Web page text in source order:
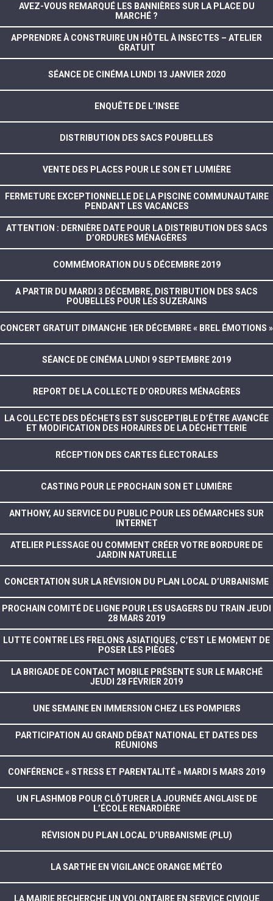
AVEZ-VOUS REMARQUÉ LES BANNIÈRES SUR LA PLACE DU
MARCHÉ ?
APPRENDRE À CONSTRUIRE UN HÔTEL À INSECTES – ATELIER
GRATUIT
SÉANCE DE CINÉMA LUNDI 13 JANVIER 2020
ENQUÊTE DE L’INSEE
DISTRIBUTION DES SACS POUBELLES
VENTE DES PLACES POUR LE SON ET LUMIÈRE
FERMETURE EXCEPTIONNELLE DE LA PISCINE COMMUNAUTAIRE
PENDANT LES VACANCES
ATTENTION : DERNIÈRE DATE POUR LA DISTRIBUTION DES SACS
D’ORDURES MÉNAGÈRES
COMMÉMORATION DU 5 DÉCEMBRE 2019
A PARTIR DU MARDI 3 DÉCEMBRE, DISTRIBUTION DES SACS
POUBELLES POUR LES SUZERAINS
CONCERT GRATUIT DIMANCHE 1ER DÉCEMBRE « BREL ÉMOTIONS »
SÉANCE DE CINÉMA LUNDI 9 SEPTEMBRE 2019
REPORT DE LA COLLECTE D’ORDURES MÉNAGÈRES
LA COLLECTE DES DÉCHETS EST SUSCEPTIBLE D’ÊTRE AVANCÉE
ET MODIFICATION DES HORAIRES DE LA DÉCHETTERIE
RÉCEPTION DES CARTES ÉLECTORALES
CASTING POUR LE PROCHAIN SON ET LUMIÈRE
ANTHONY, AU SERVICE DU PUBLIC POUR LES DÉMARCHES SUR
INTERNET
ATELIER PLESSAGE OU COMMENT CRÉER VOTRE BORDURE DE
JARDIN NATURELLE
CONCERTATION SUR LA RÉVISION DU PLAN LOCAL D’URBANISME
PROCHAIN COMITÉ DE LIGNE POUR LES USAGERS DU TRAIN JEUDI
28 MARS 2019
LUTTE CONTRE LES FRELONS ASIATIQUES, C’EST LE MOMENT DE
POSER LES PIÈGES
LA BRIGADE DE CONTACT MOBILE PRÉSENTE SUR LE MARCHÉ
JEUDI 28 FÉVRIER 2019
UNE SEMAINE EN IMMERSION CHEZ LES POMPIERS
PARTICIPATION AU GRAND DÉBAT NATIONAL ET DATES DES
RÉUNIONS
CONFÉRENCE « STRESS ET PARENTALITÉ » MARDI 5 MARS 2019
UN FLASHMOB POUR CLÔTURER LA JOURNÉE ANGLAISE DE
L’ÉCOLE RENARDIÈRE
RÉVISION DU PLAN LOCAL D’URBANISME (PLU)
LA SARTHE EN VIGILANCE ORANGE MÉTÉO
LA MAIRIE RECHERCHE UN VOLONTAIRE EN SERVICE CIVIQUE